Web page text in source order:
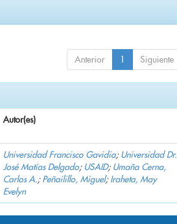
Anterior 1 Siguiente
Autor(es)
Universidad Francisco Gavidia; Universidad Dr.
José Matías Delgado; USAID; Umaña Cerna,
Carlos A.; Peñailillo, Miguel; Iraheta, May
Evelyn